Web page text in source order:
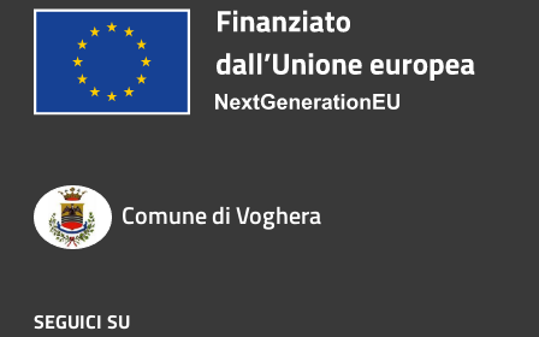
Comune di Voghera
SEGUICI SU